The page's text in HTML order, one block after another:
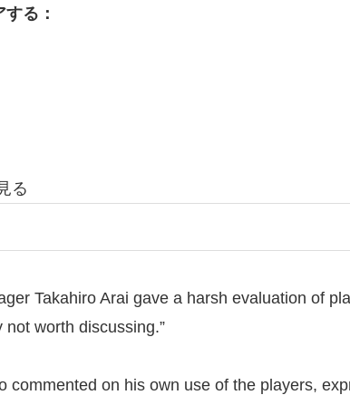
る：
る
Takahiro Arai gave a harsh evaluation of
not worth discussing.”
commented on his own use of the players,